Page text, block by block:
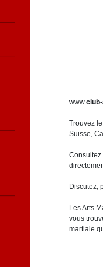
www.
Trouvez
Suisse,
Consultez
Discutez,
Les Arts
vous
martiale